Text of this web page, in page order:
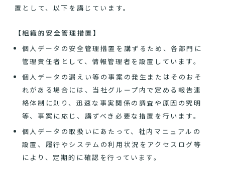
置として、以下を講じています。
【組織的安全管理措置】
個人データの安全管理措置を講ずるため、各部門に
管理責任者として、情報管理者を設置しています。
個人データの漏えい等の事案の発生またはそのおそ
れがある場合には、当社グループ内で定める報告連
絡体制に則り、迅速な事実関係の調査や原因の究明
等、事案に応じ、講ずべき必要な措置を行います。
個人データの取扱いにあたって、社内マニュアルの
設置、履行やシステムの利用状況をアクセスログ等
により、定期的に確認を行っています。